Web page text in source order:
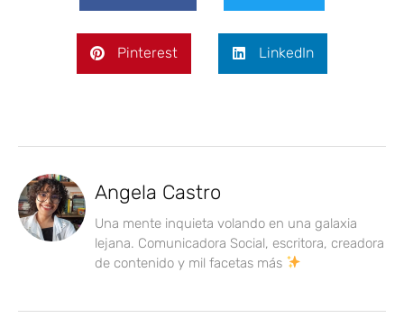
Pinterest LinkedIn
Angela Castro
Una mente inquieta volando en una galaxia
lejana. Comunicadora Social, escritora, creadora
de contenido y mil facetas más